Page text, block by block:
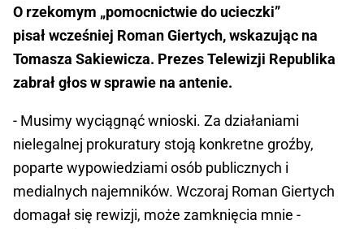
O rzekomym „pomocnictwie do ucieczki”
pisał wcześniej Roman Giertych, wskazując na
Tomasza Sakiewicza. Prezes Telewizji Republika
zabrał głos w sprawie na antenie.
- Musimy wyciągnąć wnioski. Za działaniami
nielegalnej prokuratury stoją konkretne groźby,
poparte wypowiedziami osób publicznych i
medialnych najemników. Wczoraj Roman Giertych
domagał się rewizji, może zamknięcia mnie -